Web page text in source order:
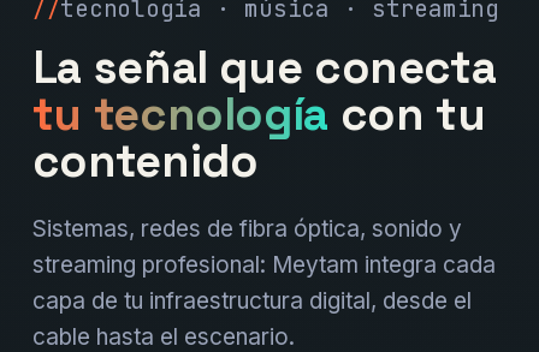
tecnología · música · streaming
La señal que conecta
tu tecnología con tu
contenido
Sistemas, redes de fibra óptica, sonido y
streaming profesional: Meytam integra cada
capa de tu infraestructura digital, desde el
cable hasta el escenario.